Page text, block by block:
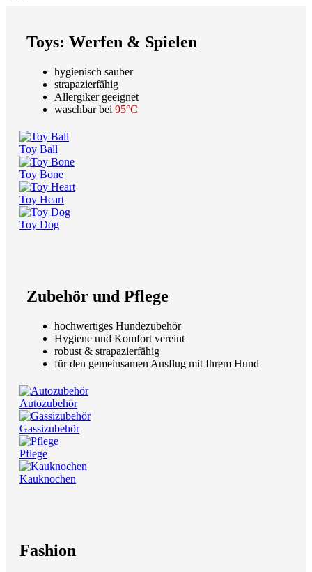
Toys: Werfen & Spielen
hygienisch sauber
strapazierfähig
Allergiker geeignet
waschbar bei 95°C
Toy Ball
Toy Bone
Toy Heart
Toy Dog
Zubehör und Pflege
hochwertiges Hundezubehör
Hygiene und Komfort vereint
robust & strapazierfähig
für den gemeinsamen Ausflug mit Ihrem Hund
Autozubehör
Gassizubehör
Pflege
Kauknochen
Fashion